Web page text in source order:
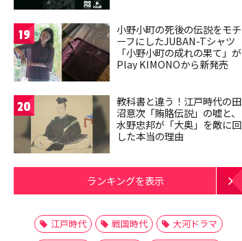
19
小野小町の死後の伝説をモチ
ーフにしたJUBAN-Tシャツ
「小野小町の成れの果て」が
Play KIMONOから新発売
20
教科書と違う！江戸時代の田
沼意次「賄賂伝説」の嘘と、
水野忠邦が「大奥」を敵に回
した本当の理由
ランキングを表示
江戸時代 戦国時代
大河ドラマ